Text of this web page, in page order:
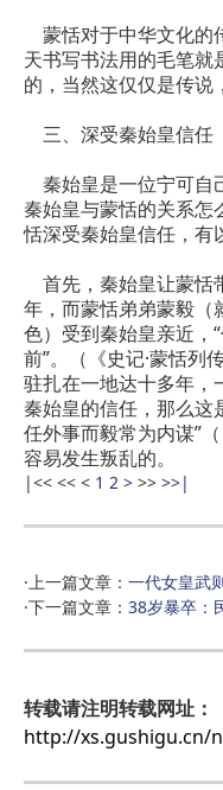
蒙恬对于中华文化的
天书写书法用的毛笔就
的，当然这仅仅是传说
三、深受秦始皇信任
秦始皇是一位宁可自
秦始皇与蒙恬的关系怎
恬深受秦始皇信任，有
首先，秦始皇让蒙恬
年，而蒙恬弟弟蒙毅（
色）受到秦始皇亲近，
前”。（《史记·蒙恬列
驻扎在一地达十多年，
秦始皇的信任，那么这
任外事而毅常为内谋”
容易发生叛乱的。
|<< << < 1 2 > >> >>|
·上一篇文章： 一代女皇武
·下一篇文章： 38岁暴卒：
转载请注明转载网址：
http://xs.gushigu.cn/